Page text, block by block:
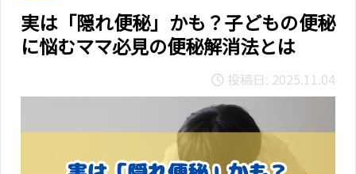
実は「隠れ便秘」かも？子どもの便秘
に悩むママ必見の便秘解消法とは
投稿日: 2025.11.04